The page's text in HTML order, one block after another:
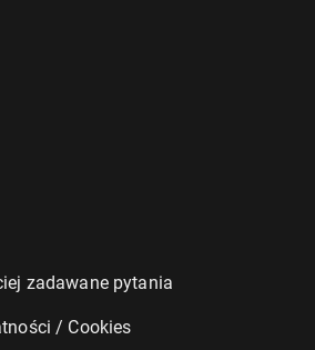
zadawane pytania
/ Cookies